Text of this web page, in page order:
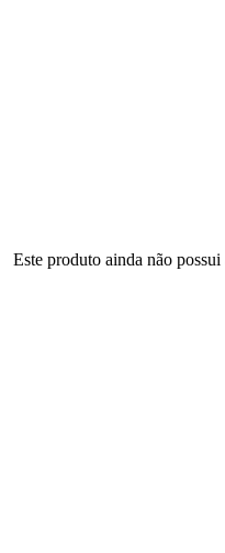
Este produto ainda não